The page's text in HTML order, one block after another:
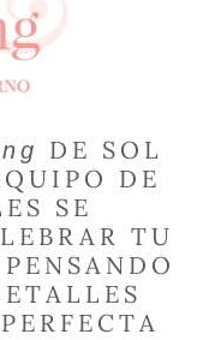
DE SOL
DE
SE
TU